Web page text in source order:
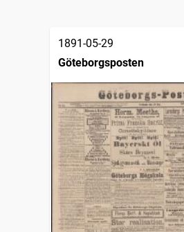
1891-05-29
Göteborgsposten